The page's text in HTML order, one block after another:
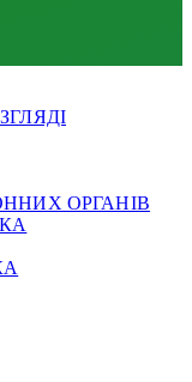
ОРГАНІВ